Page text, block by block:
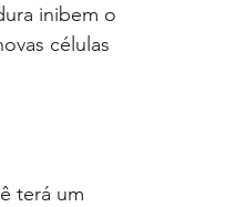
inibem o
células
terá um